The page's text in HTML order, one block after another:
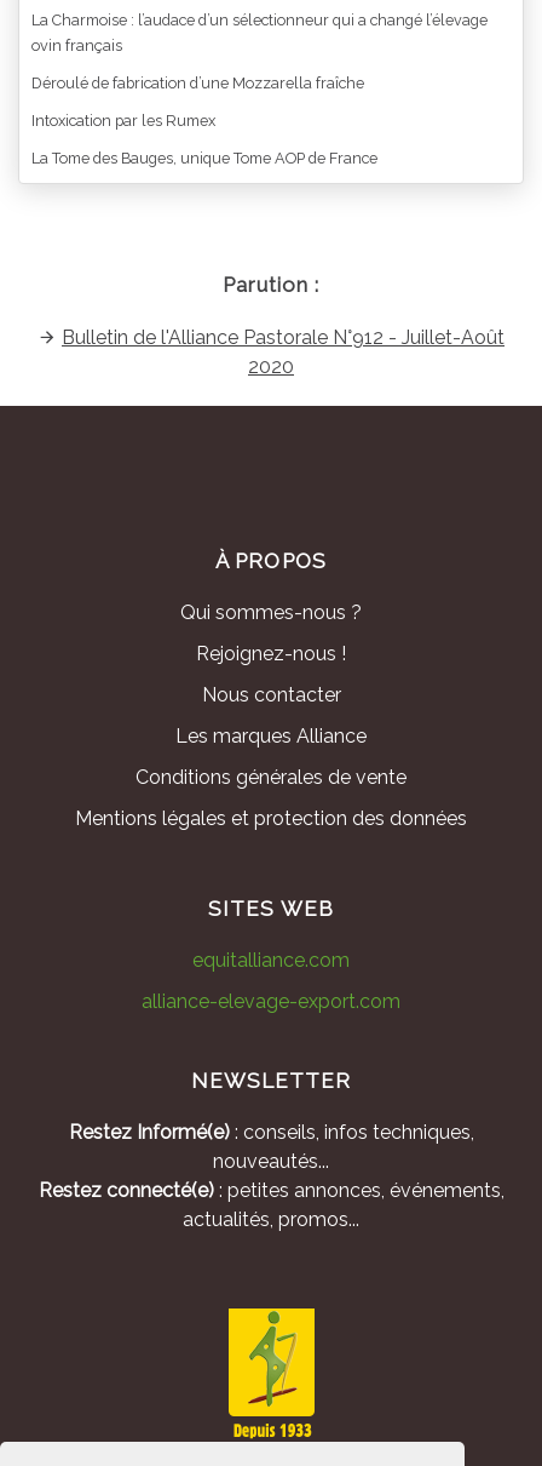
La Charmoise : l’audace d’un sélectionneur qui a changé l’élevage
ovin français
Déroulé de fabrication d’une Mozzarella fraîche
Intoxication par les Rumex
La Tome des Bauges, unique Tome AOP de France
Parution :
Bulletin de l'Alliance Pastorale N°912 - Juillet-Août
2020
À PROPOS
Qui sommes-nous ?
Rejoignez-nous !
Nous contacter
Les marques Alliance
Conditions générales de vente
Mentions légales et protection des données
SITES WEB
equitalliance.com
alliance-elevage-export.com
NEWSLETTER
Restez Informé(e): conseils, infos techniques,
nouveautés...
Restez connecté(e): petites annonces, événements,
actualités, promos...